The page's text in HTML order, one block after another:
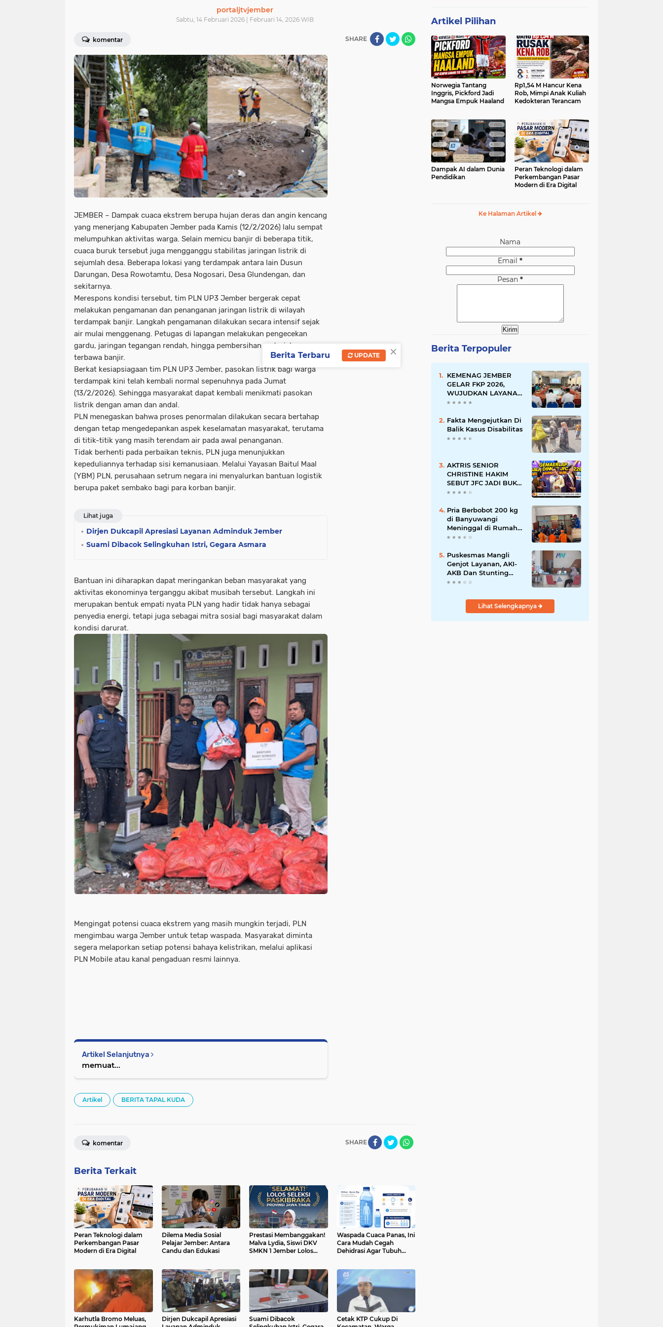
portaljtvjember
Sabtu, 14 Februari 2026 | Februari 14, 2026 WIB
komentar SHARE
JEMBER – Dampak cuaca ekstrem berupa hujan deras dan angin kencang
yang menerjang Kabupaten Jember pada Kamis (12/2/2026) lalu sempat
melumpuhkan aktivitas warga. Selain memicu banjir di beberapa titik,
cuaca buruk tersebut juga mengganggu stabilitas jaringan listrik di
sejumlah desa. Beberapa lokasi yang terdampak antara lain Dusun
Darungan, Desa Rowotamtu, Desa Nogosari, Desa Glundengan, dan
sekitarnya.
Merespons kondisi tersebut, tim PLN UP3 Jember bergerak cepat
melakukan pengamanan dan penanganan jaringan listrik di wilayah
terdampak banjir. Langkah pengamanan dilakukan secara intensif sejak
air mulai menggenang. Petugas di lapangan melakukan pengecekan
gardu, jaringan tegangan rendah, hingga pembersihan material yang
terbawa banjir.
Berkat kesiapsiagaan tim PLN UP3 Jember, pasokan listrik bagi warga
terdampak kini telah kembali normal sepenuhnya pada Jumat
(13/2/2026). Sehingga masyarakat dapat kembali menikmati pasokan
listrik dengan aman dan andal.
PLN menegaskan bahwa proses penormalan dilakukan secara bertahap
dengan tetap mengedepankan aspek keselamatan masyarakat, terutama
di titik-titik yang masih terendam air pada awal penanganan.
Tidak berhenti pada perbaikan teknis, PLN juga menunjukkan
kepeduliannya terhadap sisi kemanusiaan. Melalui Yayasan Baitul Maal
(YBM) PLN, perusahaan setrum negara ini menyalurkan bantuan logistik
berupa paket sembako bagi para korban banjir.
Lihat juga
Dirjen Dukcapil Apresiasi Layanan Adminduk Jember
Suami Dibacok Selingkuhan Istri, Gegara Asmara
Bantuan ini diharapkan dapat meringankan beban masyarakat yang
aktivitas ekonominya terganggu akibat musibah tersebut. Langkah ini
merupakan bentuk empati nyata PLN yang hadir tidak hanya sebagai
penyedia energi, tetapi juga sebagai mitra sosial bagi masyarakat dalam
kondisi darurat.
Mengingat potensi cuaca ekstrem yang masih mungkin terjadi, PLN
mengimbau warga Jember untuk tetap waspada. Masyarakat diminta
segera melaporkan setiap potensi bahaya kelistrikan, melalui aplikasi
PLN Mobile atau kanal pengaduan resmi lainnya.
Artikel Selanjutnya
memuat...
Artikel BERITA TAPAL KUDA
SHARE
komentar
Berita Terkait
Peran Teknologi dalam
Perkembangan Pasar
Modern di Era Digital
Dilema Media Sosial
Pelajar Jember: Antara
Candu dan Edukasi
Prestasi Membanggakan!
Malva Lydia, Siswi DKV
SMKN 1 Jember Lolos
Waspada Cuaca Panas, Ini
Cara Mudah Cegah
Dehidrasi Agar Tubuh
Karhutla Bromo Meluas,
Dirjen Dukcapil Apresiasi
Suami Dibacok
Cetak KTP Cukup Di
Artikel Pilihan
Norwegia Tantang
Inggris, Pickford Jadi
Mangsa Empuk Haaland
Rp1,54 M Hancur Kena
Rob, Mimpi Anak Kuliah
Kedokteran Terancam
Dampak AI dalam Dunia
Pendidikan
Peran Teknologi dalam
Perkembangan Pasar
Modern di Era Digital
Ke Halaman Artikel
Nama
Email *
Pesan *
Berita Terpopuler
KEMENAG JEMBER
GELAR FKP 2026,
WUJUDKAN LAYANAN
BERSINAR DAN
Fakta Mengejutkan Di
Balik Kasus Disabilitas
AKTRIS SENIOR
CHRISTINE HAKIM
SEBUT JFC JADI BUKTI
KREATIVITAS ANAK
Pria Berbobot 200 kg
di Banyuwangi
Meninggal di Rumah
Sakit, Pemulangan
Basarnas
Puskesmas Mangli
Genjot Layanan, AKI-
AKB Dan Stunting
Ditekan
Lihat Selengkapnya
×
Berita Terbaru UPDATE